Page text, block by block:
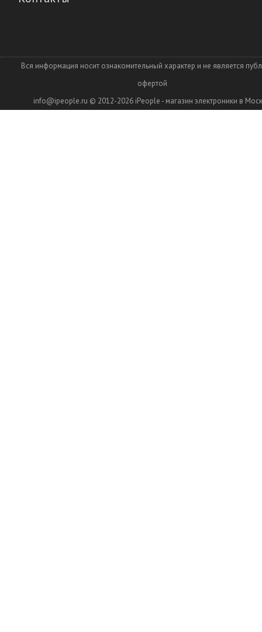
Вся информация носит ознакомительный характер и не является
офертой
info@ipeople.ru © 2012-2026 iPeople - магазин электроники в